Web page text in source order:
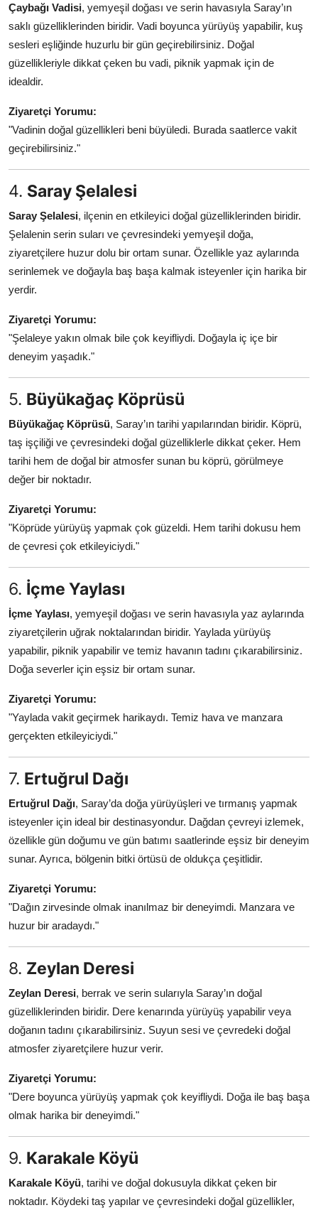
Çaybağı Vadisi, yemyeşil doğası ve serin havasıyla Saray’ın
saklı güzelliklerinden biridir. Vadi boyunca yürüyüş yapabilir, kuş
sesleri eşliğinde huzurlu bir gün geçirebilirsiniz. Doğal
güzellikleriyle dikkat çeken bu vadi, piknik yapmak için de
idealdir.
Ziyaretçi Yorumu:
"Vadinin doğal güzellikleri beni büyüledi. Burada saatlerce vakit
geçirebilirsiniz."
4. Saray Şelalesi
Saray Şelalesi, ilçenin en etkileyici doğal güzelliklerinden biridir.
Şelalenin serin suları ve çevresindeki yemyeşil doğa,
ziyaretçilere huzur dolu bir ortam sunar. Özellikle yaz aylarında
serinlemek ve doğayla baş başa kalmak isteyenler için harika bir
yerdir.
Ziyaretçi Yorumu:
"Şelaleye yakın olmak bile çok keyifliydi. Doğayla iç içe bir
deneyim yaşadık."
5. Büyükağaç Köprüsü
Büyükağaç Köprüsü, Saray’ın tarihi yapılarından biridir. Köprü,
taş işçiliği ve çevresindeki doğal güzelliklerle dikkat çeker. Hem
tarihi hem de doğal bir atmosfer sunan bu köprü, görülmeye
değer bir noktadır.
Ziyaretçi Yorumu:
"Köprüde yürüyüş yapmak çok güzeldi. Hem tarihi dokusu hem
de çevresi çok etkileyiciydi."
6. İçme Yaylası
İçme Yaylası, yemyeşil doğası ve serin havasıyla yaz aylarında
ziyaretçilerin uğrak noktalarından biridir. Yaylada yürüyüş
yapabilir, piknik yapabilir ve temiz havanın tadını çıkarabilirsiniz.
Doğa severler için eşsiz bir ortam sunar.
Ziyaretçi Yorumu:
"Yaylada vakit geçirmek harikaydı. Temiz hava ve manzara
gerçekten etkileyiciydi."
7. Ertuğrul Dağı
Ertuğrul Dağı, Saray’da doğa yürüyüşleri ve tırmanış yapmak
isteyenler için ideal bir destinasyondur. Dağdan çevreyi izlemek,
özellikle gün doğumu ve gün batımı saatlerinde eşsiz bir deneyim
sunar. Ayrıca, bölgenin bitki örtüsü de oldukça çeşitlidir.
Ziyaretçi Yorumu:
"Dağın zirvesinde olmak inanılmaz bir deneyimdi. Manzara ve
huzur bir aradaydı."
8. Zeylan Deresi
Zeylan Deresi, berrak ve serin sularıyla Saray’ın doğal
güzelliklerinden biridir. Dere kenarında yürüyüş yapabilir veya
doğanın tadını çıkarabilirsiniz. Suyun sesi ve çevredeki doğal
atmosfer ziyaretçilere huzur verir.
Ziyaretçi Yorumu:
"Dere boyunca yürüyüş yapmak çok keyifliydi. Doğa ile baş başa
olmak harika bir deneyimdi."
9. Karakale Köyü
Karakale Köyü, tarihi ve doğal dokusuyla dikkat çeken bir
noktadır. Köydeki taş yapılar ve çevresindeki doğal güzellikler,